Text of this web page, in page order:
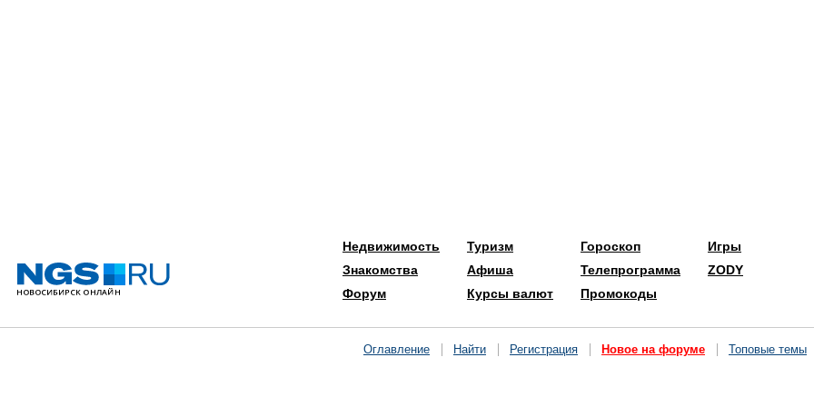
Недвижимость
Знакомства
Форум
Туризм
Афиша
Курсы валют
Гороскоп
Телепрограмма
Промокоды
Игры
ZODY
Оглавление Найти Регистрация Новое на форуме Топовые темы